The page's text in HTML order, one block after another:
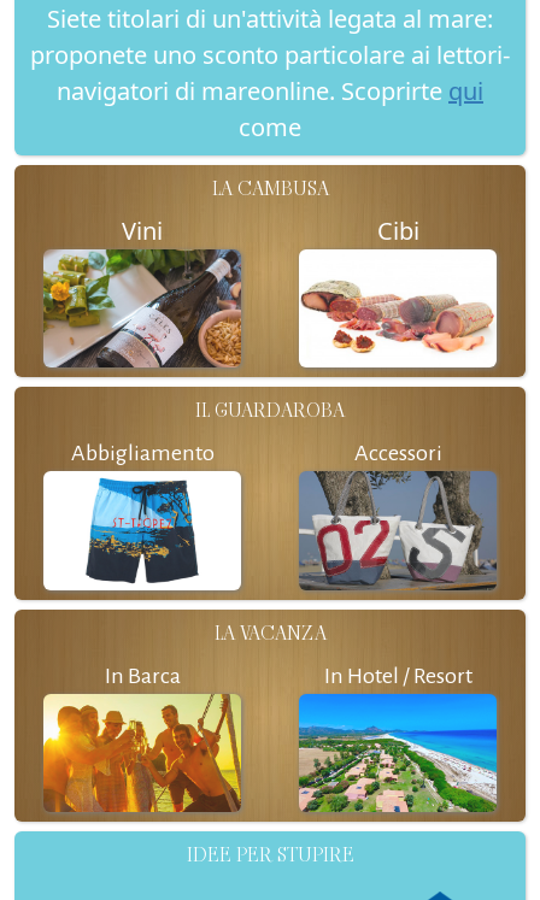
Siete titolari di un'attività legata al mare:
proponete uno sconto particolare ai lettori-
navigatori di mareonline. Scoprirte qui
come
LA CAMBUSA
Vini Cibi
IL GUARDAROBA
Abbigliamento Accessori
LA VACANZA
In Barca In Hotel / Resort
IDEE PER STUPIRE